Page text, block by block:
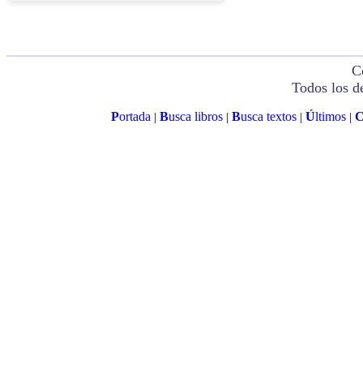
Todos los
Portada| Busca libros| Busca textos| Últimos|